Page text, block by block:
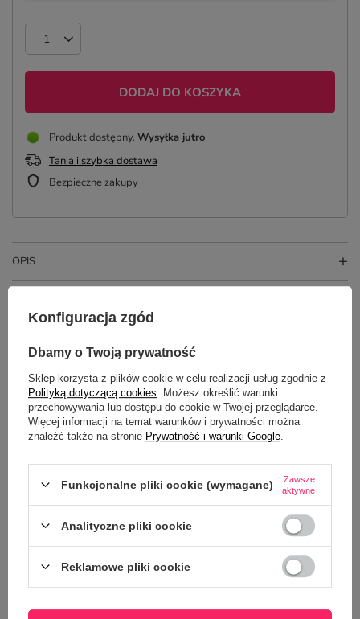
DODAJ DO KOSZYKA
Produkt dostępny Wysyłka jutro
Tania i szybka dostawa
Bezpieczne zakupy
OPIS
OPINIE (0)
Potrzebujesz pomocy? Masz pytania?
Zadaj pytanie a my odpowiemy
Konfiguracja zgód
Dbamy o Twoją prywatność
Sklep korzysta z plików cookie w celu realizacji usług zgodnie z
Polityką dotyczącą cookies . Możesz określić warunki
przechowywania lub dostępu do cookie w Twojej przeglądarce.
Więcej informacji na temat warunków i prywatności można
znaleźć także na stronie Prywatność i warunki Google
Funkcjonalne pliki cookie (wymagane)
Zawsze
aktywne
Analityczne pliki cookie
Reklamowe pliki cookie